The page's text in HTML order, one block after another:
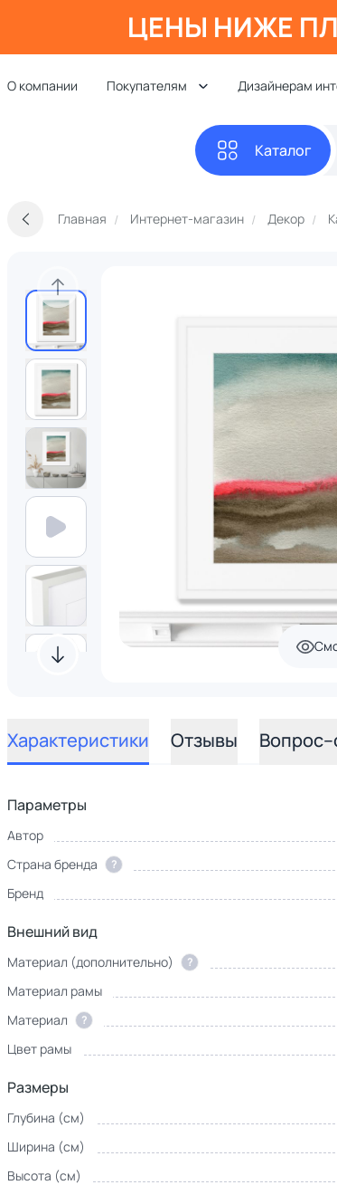
ЦЕНЫ НИЖЕ
О компании Покупателям Дизайнерам
Каталог
Главная Интернет-магазин Декор
Характеристики Отзывы
Параметры
Автор
Страна бренда
?
Бренд
Внешний вид
Материал (дополнительно) ?
Материал рамы
Материал
?
Цвет рамы
Размеры
Глубина (см)
Ширина (см)
Высота (см)